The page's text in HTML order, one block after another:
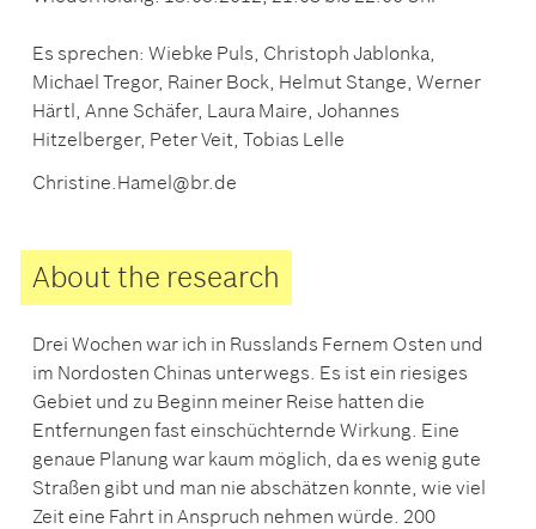
Es sprechen: Wiebke Puls, Christoph Jablonka,
Michael Tregor, Rainer Bock, Helmut Stange, Werner
Härtl, Anne Schäfer, Laura Maire, Johannes
Hitzelberger, Peter Veit, Tobias Lelle
Christine.Hamel@br.de
About the research
Drei Wochen war ich in Russlands Fernem Osten und
im Nordosten Chinas unterwegs. Es ist ein riesiges
Gebiet und zu Beginn meiner Reise hatten die
Entfernungen fast einschüchternde Wirkung. Eine
genaue Planung war kaum möglich, da es wenig gute
Straßen gibt und man nie abschätzen konnte, wie viel
Zeit eine Fahrt in Anspruch nehmen würde. 200